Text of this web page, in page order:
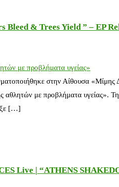
Bleed & Trees Yield ” – EP
με προβλήματα υγείας»
στην Αίθουσα
αθλητών με προβλήματα υγείας».
[…]
Live | “ATHENS